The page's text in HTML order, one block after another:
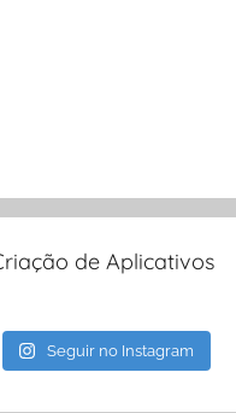
de Aplicativos
Seguir no Instagram